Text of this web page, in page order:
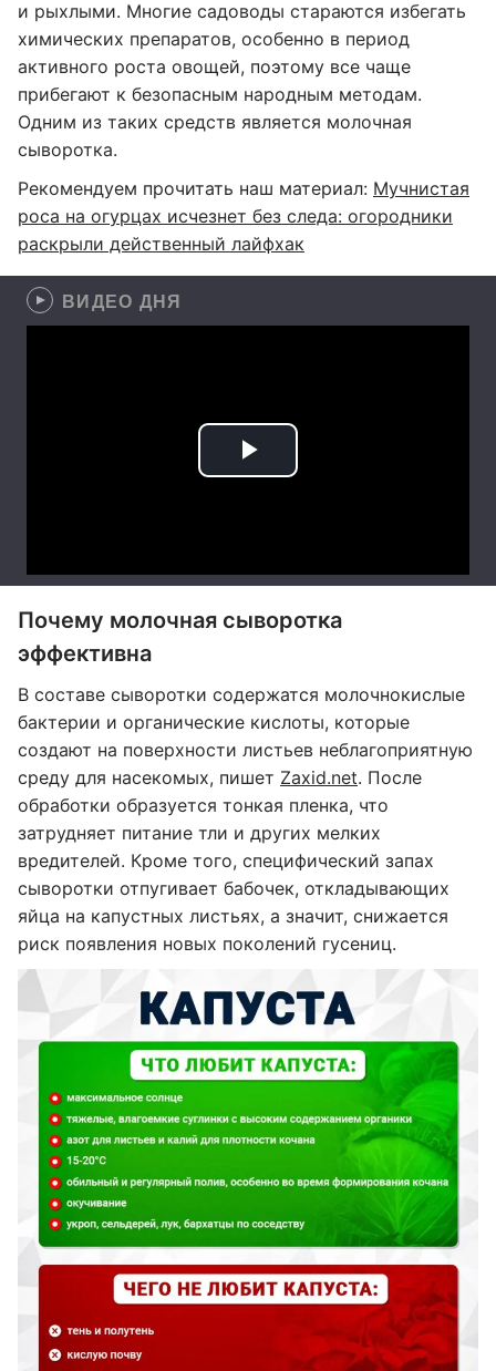
и рыхлыми. Многие садоводы стараются избегать
химических препаратов, особенно в период
активного роста овощей, поэтому все чаще
прибегают к безопасным народным методам.
Одним из таких средств является молочная
сыворотка.
Рекомендуем прочитать наш материал: Мучнистая
роса на огурцах исчезнет без следа: огородники
раскрыли действенный лайфхак
ВИДЕО ДНЯ
Почему молочная сыворотка
эффективна
В составе сыворотки содержатся молочнокислые
бактерии и органические кислоты, которые
создают на поверхности листьев неблагоприятную
среду для насекомых, пишет Zaxid.net. После
обработки образуется тонкая пленка, что
затрудняет питание тли и других мелких
вредителей. Кроме того, специфический запах
сыворотки отпугивает бабочек, откладывающих
яйца на капустных листьях, а значит, снижается
риск появления новых поколений гусениц.